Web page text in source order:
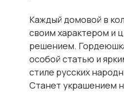
Каждый домовой в
своим характером и
решением.
особой статью и
стиле русских
Станет украшением